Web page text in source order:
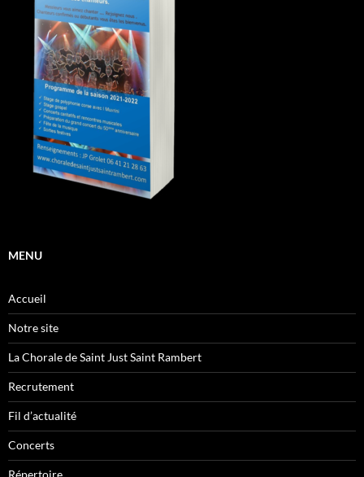
MENU
Accueil
Notre site
La Chorale de Saint Just Saint Rambert
Recrutement
Fil d’actualité
Concerts